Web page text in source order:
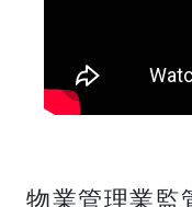
物業管理業監